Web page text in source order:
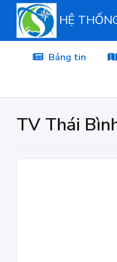
HỆ
Bảng tin
TV Thái